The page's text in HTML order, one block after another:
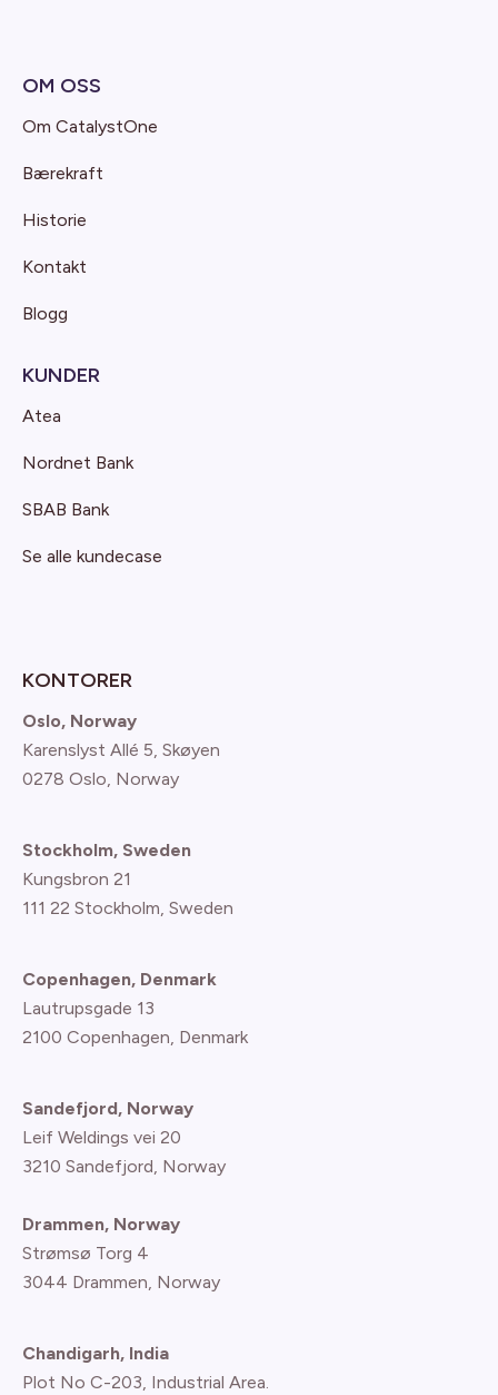
OM OSS
Om CatalystOne
Bærekraft
Historie
Kontakt
Blogg
KUNDER
Atea
Nordnet Bank
SBAB Bank
Se alle kundecase
KONTORER
Oslo, Norway
Karenslyst Allé 5, Skøyen
0278 Oslo, Norway
Stockholm, Sweden
Kungsbron 21
111 22 Stockholm, Sweden
Copenhagen, Denmark
Lautrupsgade 13
2100 Copenhagen, Denmark
Sandefjord, Norway
Leif Weldings vei 20
3210 Sandefjord, Norway
Drammen, Norway
Strømsø Torg 4
3044 Drammen, Norway
Chandigarh, India
Plot No C-203, Industrial Area.